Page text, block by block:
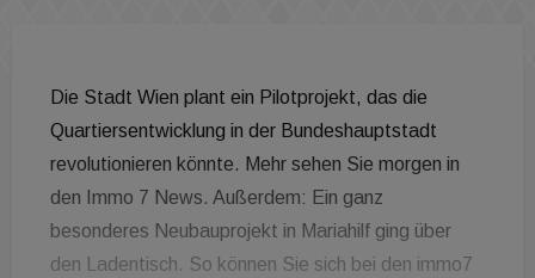
Die Stadt Wien plant ein Pilotprojekt, das die
Quartiersentwicklung in der Bundeshauptstadt
revolutionieren könnte. Mehr sehen Sie morgen in
den Immo 7 News. Außerdem: Ein ganz
besonderes Neubauprojekt in Mariahilf ging über
den Ladentisch. So können Sie sich bei den immo7